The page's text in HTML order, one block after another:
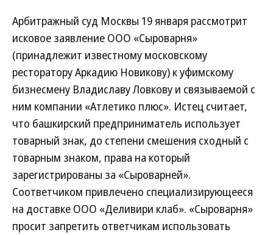
Арбитражный суд Москвы 19 января рассмотрит
исковое заявление ООО «Сыроварня»
(принадлежит известному московскому
ресторатору Аркадию Новикову) к уфимскому
бизнесмену Владиславу Ловкову и связываемой с
ним компании «Атлетико плюс». Истец считает,
что башкирский предприниматель использует
товарный знак, до степени смешения сходный с
товарным знаком, права на который
зарегистрированы за «Сыроварней».
Соответчиком привлечено специализирующееся
на доставке ООО «Деливири клаб». «Сыроварня»
просит запретить ответчикам использовать